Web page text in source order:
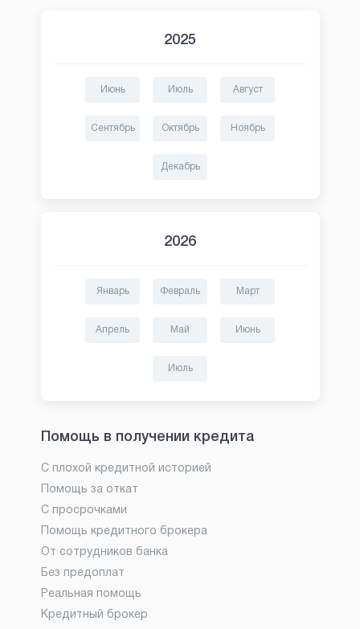
2025
Июнь Июль Август
Сентябрь Октябрь Ноябрь
Декабрь
2026
Январь Февраль Март
Апрель Май Июнь
Июль
Помощь в получении кредита
С плохой кредитной историей
Помощь за откат
С просрочками
Помощь кредитного брокера
От сотрудников банка
Без предоплат
Реальная помощь
Кредитный брокер